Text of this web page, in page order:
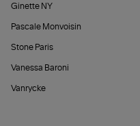
Ginette NY
Pascale Monvoisin
Stone Paris
Vanessa Baroni
Vanrycke